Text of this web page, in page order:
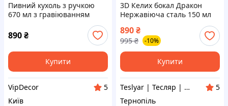
Пивний кухоль з ручкою
670 мл з гравіюванням
Німецька вівчарка власнику
собаки
890₴
Купити
VipDecor
5
Київ
3D Келих бокал Дракон
Нержавіюча сталь 150 мл
890₴
995 ₴ -10%
Купити
Teslyar | Тесляр | Все для дому | Подарунки | Гурт
5
Тернопіль